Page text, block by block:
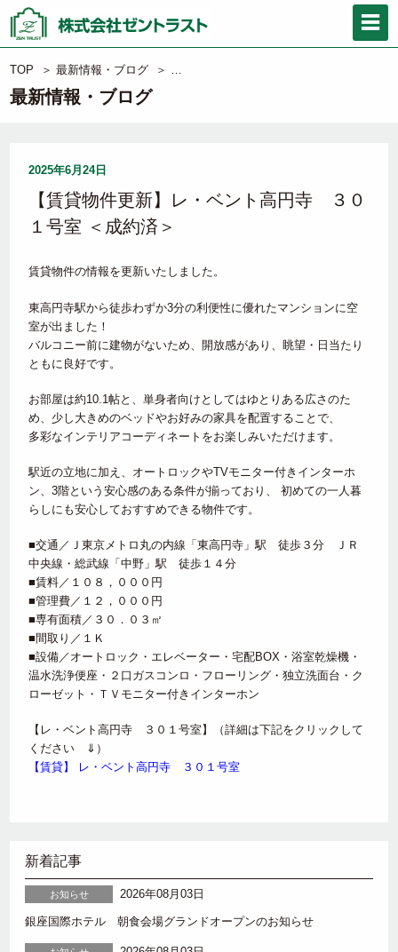
TOP ＞ 最新情報・ブログ ＞
最新情報・ブログ
2025年6月24日
【賃貸物件更新】レ・ベント高円寺 ３０
１号室 ＜成約済＞
賃貸物件の情報を更新いたしました。
東高円寺駅から徒歩わずか3分の利便性に優れたマンションに空
室が出ました！
バルコニー前に建物がないため、開放感があり、眺望・日当たり
ともに良好です。
お部屋は約10.1帖と、単身者向けとしてはゆとりある広さのた
め、少し大きめのベッドやお好みの家具を配置することで、
多彩なインテリアコーディネートをお楽しみいただけます。
駅近の立地に加え、オートロックやTVモニター付きインターホ
ン、3階という安心感のある条件が揃っており、 初めての一人暮
らしにも安心しておすすめできる物件です。
■交通／Ｊ東京メトロ丸の内線「東高円寺」駅 徒歩３分 ＪＲ
中央線・総武線「中野」駅 徒歩１４分
■賃料／１０８，０００円
■管理費／１２，０００円
■専有面積／３０．０３㎡
■間取り／１Ｋ
■設備／オートロック・エレベーター・宅配BOX・浴室乾燥機・
温水洗浄便座・２口ガスコンロ・フローリング・独立洗面台・ク
ローゼット・ＴＶモニター付きインターホン
【レ・ベント高円寺 ３０１号室】（詳細は下記をクリックして
ください ⇓）
【賃貸】 レ・ベント高円寺 ３０１号室
新着記事
お知らせ 2026年08月03日
銀座国際ホテル 朝食会場グランドオープンのお知らせ